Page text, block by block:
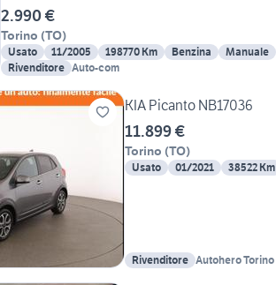
2.990 €
Torino (TO)
Usato 11/2005 198770 Km Benzina Manuale
Rivenditore Auto-com
KIA Picanto NB17036
11.899 €
Torino (TO)
Usato 01/2021 38522 Km
Rivenditore Autohero Torino